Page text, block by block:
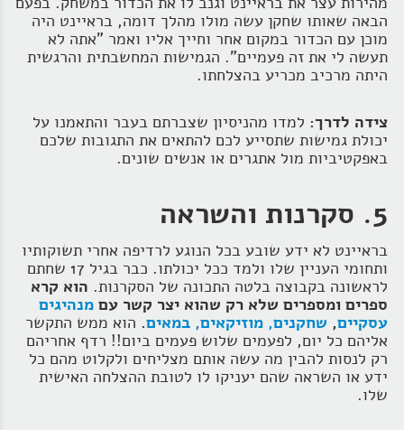
הבאה שאותו שחקן עשה מולו מהלך דומה, בראיינט היה
מוכן עם הכדור במקום אחר וחייך אליו ואמר "אתה לא
תעשה לי את זה פעמיים". הגמישות המחשבתית והרגשית
היתה מרכיב מכריע בהצלחתו.
צידה לדרך: למדו מהניסיון שצברתם בעבר והתאמנו על
יכולת גמישות שתסייע לכם להתאים את התגובות שלכם
באפקטיביות מול אתגרים או אנשים שונים.
5. סקרנות והשראה
בראיינט לא ידע שובע בכל הנוגע לרדיפה אחרי תשוקותיו
ותחומי העניין שלו ולמד ככל יכולתו. כבר בגיל 17 שחתם
לראשונה בקבוצה בלטה התכונה של הסקרנות. הוא קרא
ספרים ומספרים שלא רק שהוא יצר קשר עם מנהיגים
עסקיים, שחקנים, מוזיקאים, במאים. הוא ממש התקשר
אליהם כל יום, לפעמים שלוש פעמים ביום!! רדף אחריהם
רק לנסות להבין מה עשה אותם מצליחים ולקלוט מהם כל
ידע או השראה שהם יעניקו לו לטובת ההצלחה האישית
שלו.